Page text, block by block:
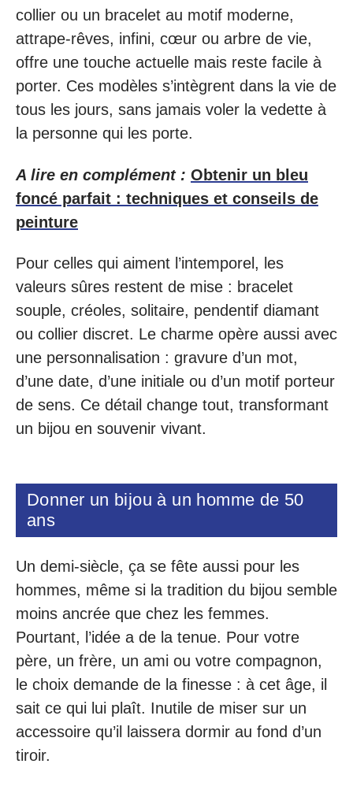
collier ou un bracelet au motif moderne,
attrape-rêves, infini, cœur ou arbre de vie,
offre une touche actuelle mais reste facile à
porter. Ces modèles s’intègrent dans la vie de
tous les jours, sans jamais voler la vedette à
la personne qui les porte.
A lire en complément : Obtenir un bleu
foncé parfait : techniques et conseils de
peinture
Pour celles qui aiment l’intemporel, les
valeurs sûres restent de mise : bracelet
souple, créoles, solitaire, pendentif diamant
ou collier discret. Le charme opère aussi avec
une personnalisation : gravure d’un mot,
d’une date, d’une initiale ou d’un motif porteur
de sens. Ce détail change tout, transformant
un bijou en souvenir vivant.
Donner un bijou à un homme de 50
ans
Un demi-siècle, ça se fête aussi pour les
hommes, même si la tradition du bijou semble
moins ancrée que chez les femmes.
Pourtant, l’idée a de la tenue. Pour votre
père, un frère, un ami ou votre compagnon,
le choix demande de la finesse : à cet âge, il
sait ce qui lui plaît. Inutile de miser sur un
accessoire qu’il laissera dormir au fond d’un
tiroir.